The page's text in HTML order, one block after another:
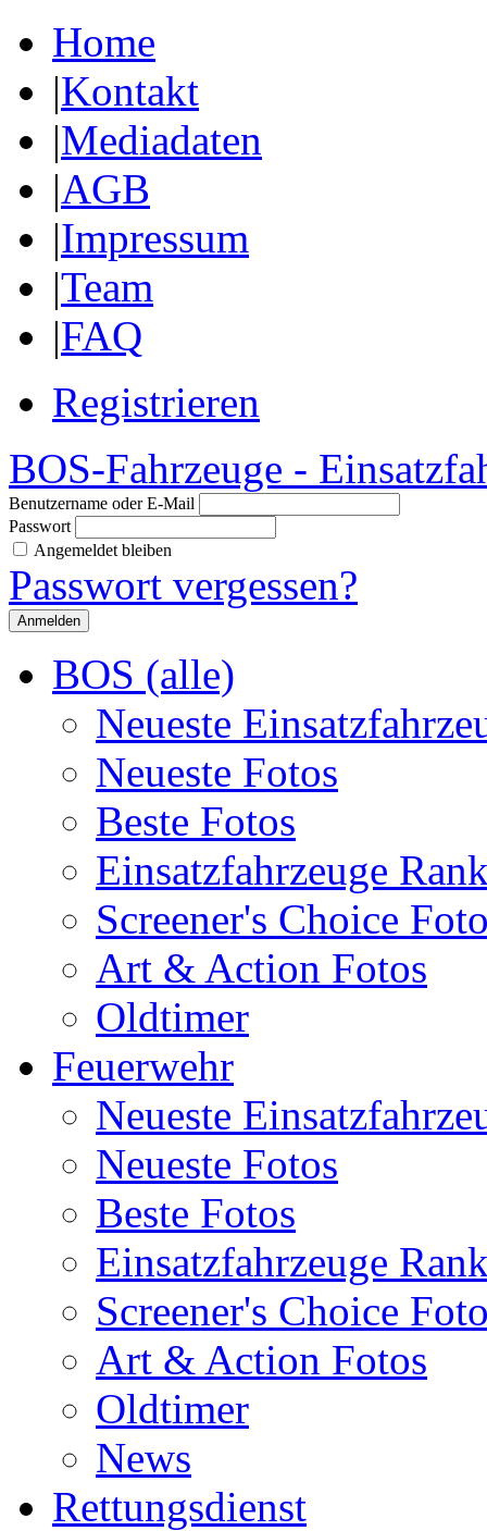
Home
|Kontakt
|Mediadaten
|AGB
|Impressum
|Team
|FAQ
Registrieren
BOS-Fahrzeuge -
Benutzername oder E-Mail
Passwort
Angemeldet bleiben
Passwort vergessen?
BOS (alle)
Neueste
Neueste Fotos
Beste Fotos
Einsatzfahrzeuge
Screener's Choice
Art & Action Fotos
Oldtimer
Feuerwehr
Neueste
Neueste Fotos
Beste Fotos
Einsatzfahrzeuge
Screener's Choice
Art & Action Fotos
Oldtimer
News
Rettungsdienst